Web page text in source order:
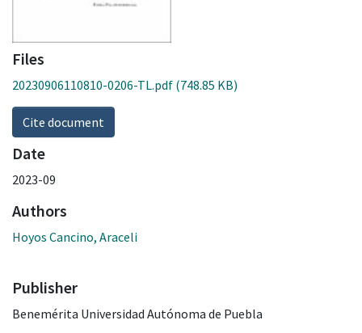
Files
20230906110810-0206-TL.pdf (748.85 KB)
Cite document
Date
2023-09
Authors
Hoyos Cancino, Araceli
Publisher
Benemérita Universidad Autónoma de Puebla